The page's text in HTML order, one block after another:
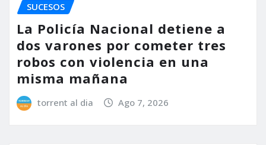
SUCESOS
La Policía Nacional detiene a
dos varones por cometer tres
robos con violencia en una
misma mañana
torrent al dia Ago 7, 2026